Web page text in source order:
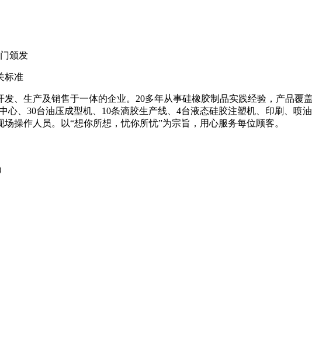
颁发
标准
发、生产及销售于一体的企业。20多年从事硅橡胶制品实践经验，产品覆
心、30台油压成型机、10条滴胶生产线、4台液态硅胶注塑机、印刷、喷
操作人员。以“想你所想，忧你所忧”为宗旨，用心服务每位顾客。